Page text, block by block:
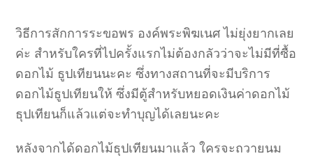
วิธีการสักการระขอพร องค์พระพิฆเนศ ไม่ยุ่งยากเลย
ค่ะ สำหรับใครที่ไปครั้งแรกไม่ต้องกลัวว่าจะไม่มีที่ซื้อ
ดอกไม้ ธูปเทียนนะคะ ซึ่งทางสถานที่จะมีบริการ
ดอกไม้ธูปเทียนให้ ซึ่งมีตู้สำหรับหยอดเงินค่าดอกไม้
ธุปเทียนก็แล้วแต่จะทำบุญได้เลยนะคะ
หลังจากได้ดอกไม้ธุปเทียนมาแล้ว ใครจะถวายนม